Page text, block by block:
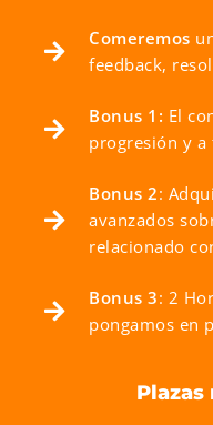
Comeremos
feedback,
Bonus 1: El
progresión y a
Bonus 2:
avanzados
relacionado
Bonus 3: 2
pongamos en